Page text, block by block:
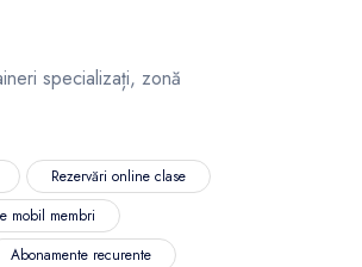
specializați, zonă
Rezervări online clase
mobil membri
Abonamente recurente